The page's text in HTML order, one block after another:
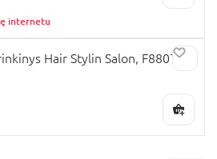
internetu
Hair Stylin Salon, F8807